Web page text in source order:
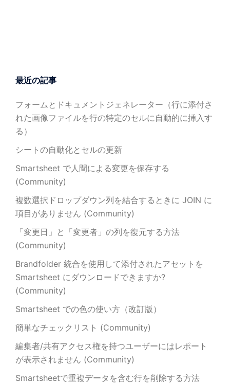
最近の記事
フォームとドキュメントジェネレーター（行に添付さ
れた画像ファイルを行の特定のセルに自動的に挿入す
る）
シートの自動化とセルの更新
Smartsheet で人間による変更を保存する
(Community)
複数選択ドロップダウン列を結合するときに JOIN に
項目がありません (Community)
「変更日」と「変更者」の列を復元する方法
(Community)
Brandfolder 統合を使用して添付されたアセットを
Smartsheet にダウンロードできますか?
(Community)
Smartsheet での色の使い方（改訂版）
簡単なチェックリスト (Community)
編集者/共有アクセス権を持つユーザーにはレポート
が表示されません (Community)
Smartsheetで重複データを含む行を削除する方法